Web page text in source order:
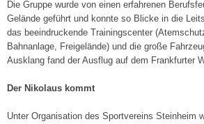
Die Gruppe wurde von einen erfahrenen
Gelände geführt und konnte so Blicke in die
das beeindruckende Trainingscenter
Bahnanlage, Freigelände) und die große
Ausklang fand der Ausflug auf dem Frankfurter
Der Nikolaus kommt
Unter Organisation des Sportvereins Steinheim